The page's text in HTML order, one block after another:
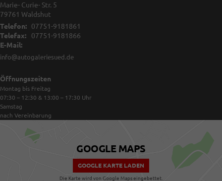
Marie- Curie- Str. 5
79761 Waldshut
Telefon:
07751-9181861
Telefax:
07751-9181866
E-Mail:
info@autogaleriesued.de
Öffnungszeiten
Montag bis Freitag
07:30 – 12:30 & 13:00 – 17:30 Uhr
Samstag
nach Vereinbarung
GOOGLE MAPS
GOOGLE KARTE LADEN
Die Karte wird von Google Maps eingebettet.